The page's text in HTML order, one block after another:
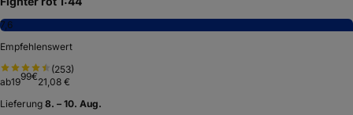
7,6
Empfehlenswert
(253)
ab1999€21,08 €
Lieferung 8. – 10. Aug.